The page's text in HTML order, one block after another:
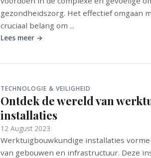
gezondheidszorg. Het effectief omgaan
cruciaal belang om ...
Lees meer →
TECHNOLOGIE & VEILIGHEID
Ontdek de wereld van
installaties
12 August 2023
Werktuigbouwkundige installaties
van gebouwen en infrastructuur. Deze